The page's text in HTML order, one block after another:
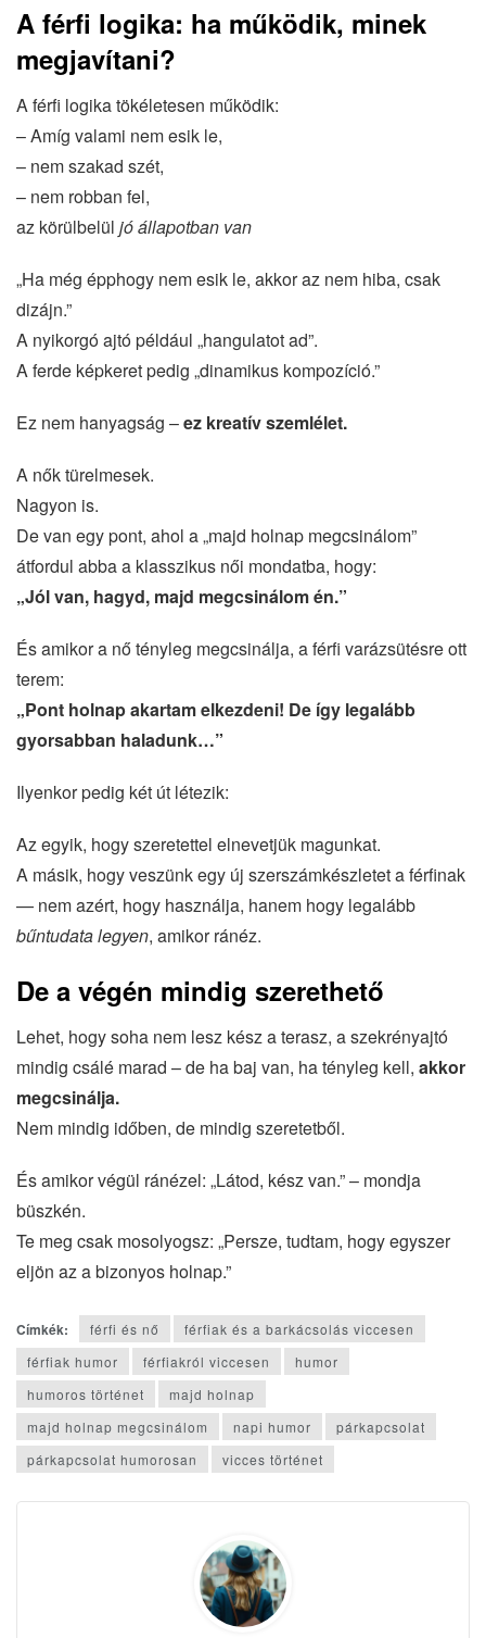
A férfi logika: ha működik, minek
megjavítani?
A férfi logika tökéletesen működik:
– Amíg valami nem esik le,
– nem szakad szét,
– nem robban fel,
az körülbelül jó állapotban van
„Ha még épphogy nem esik le, akkor az nem hiba, csak
dizájn.”
A nyikorgó ajtó például „hangulatot ad”.
A ferde képkeret pedig „dinamikus kompozíció.”
Ez nem hanyagság –ez kreatív szemlélet.
A nők türelmesek.
Nagyon is.
De van egy pont, ahol a „majd holnap megcsinálom”
átfordul abba a klasszikus női mondatba, hogy:
„Jól van, hagyd, majd megcsinálom én.”
És amikor a nő tényleg megcsinálja, a férfi varázsütésre ott
terem:
„Pont holnap akartam elkezdeni! De így legalább
gyorsabban haladunk…”
Ilyenkor pedig két út létezik:
Az egyik, hogy szeretettel elnevetjük magunkat.
A másik, hogy veszünk egy új szerszámkészletet a férfinak
— nem azért, hogy használja, hanem hogy legalább
bűntudata legyen, amikor ránéz.
De a végén mindig szerethető
Lehet, hogy soha nem lesz kész a terasz, a szekrényajtó
mindig csálé marad – de ha baj van, ha tényleg kell, akkor
megcsinálja.
Nem mindig időben, de mindig szeretetből.
És amikor végül ránézel: „Látod, kész van.” – mondja
büszkén.
Te meg csak mosolyogsz: „Persze, tudtam, hogy egyszer
eljön az a bizonyos holnap.”
Címkék: férfi és nő
férfiak és a barkácsolás viccesen
férfiak humor
férfiakról viccesen
humor
humoros történet
majd holnap
majd holnap megcsinálom
napi humor
párkapcsolat
párkapcsolat humorosan
vicces történet